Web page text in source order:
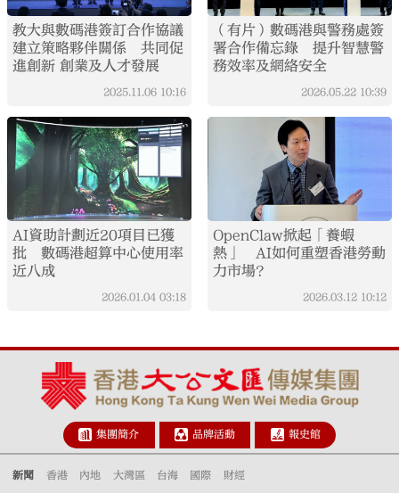
教大與數碼港簽訂合作協議
建立策略夥伴關係 共同促
進創新 創業及人才發展
2025.11.06 10:16
（有片）數碼港與警務處簽
署合作備忘錄 提升智慧警
務效率及網絡安全
2026.05.22 10:39
AI資助計劃近20項目已獲
批 數碼港超算中心使用率
近八成
2026.01.04 03:18
OpenClaw掀起「養蝦
熱」 AI如何重塑香港勞動
力市場？
2026.03.12 10:12
集團簡介 品牌活動 報史館
新聞 香港 內地 大灣區 台海 國際 財經